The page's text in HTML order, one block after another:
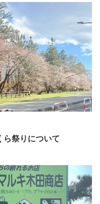
ら祭りについて